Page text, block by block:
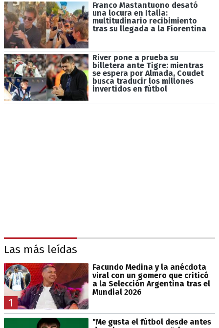
Franco Mastantuono desató
una locura en Italia:
multitudinario recibimiento
tras su llegada a la Fiorentina
River pone a prueba su
billetera ante Tigre: mientras
se espera por Almada, Coudet
busca traducir los millones
invertidos en fútbol
Las más leídas
1
Facundo Medina y la anécdota
viral con un gomero que criticó
a la Selección Argentina tras el
Mundial 2026
"Me gusta el fútbol desde antes